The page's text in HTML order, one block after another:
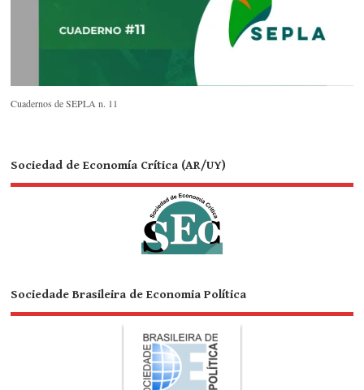
Cuadernos de SEPLA n. 11
Sociedad de Economía Crítica (AR/UY)
Sociedade Brasileira de Economia Política